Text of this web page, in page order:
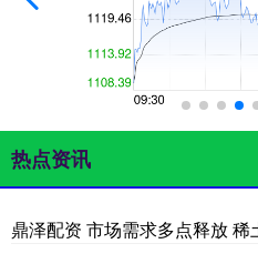
热点资讯
鼎泽配资 市场需求多点释放